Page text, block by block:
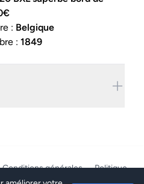
: Belgique
: 1849
Conditions générales
Politique